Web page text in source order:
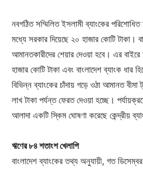
নবগঠিত সম্মিলিত ইসলামী ব্যাংকের
মধ্যে সরকার দিয়েছে ২০ হাজার কোটি টাকা।
আমানতকারীদের শেয়ার দেওয়া হবে। এর
হাজার কোটি টাকা এবং বাংলাদেশ ব্যাংক ধার
বিভিন্ন ব্যাংকের চাঁদায় গড়ে ওঠা আমানত
লাখ টাকা পর্যন্ত ফেরত দেওয়া হচ্ছে।
আলাদা একটি স্কিম ঘোষণা করেছে কেন্দ্রীয়
ঋণের ৮৪ শতাংশ খেলাপি
বাংলাদেশ ব্যাংকের তথ্য অনুযায়ী, গত